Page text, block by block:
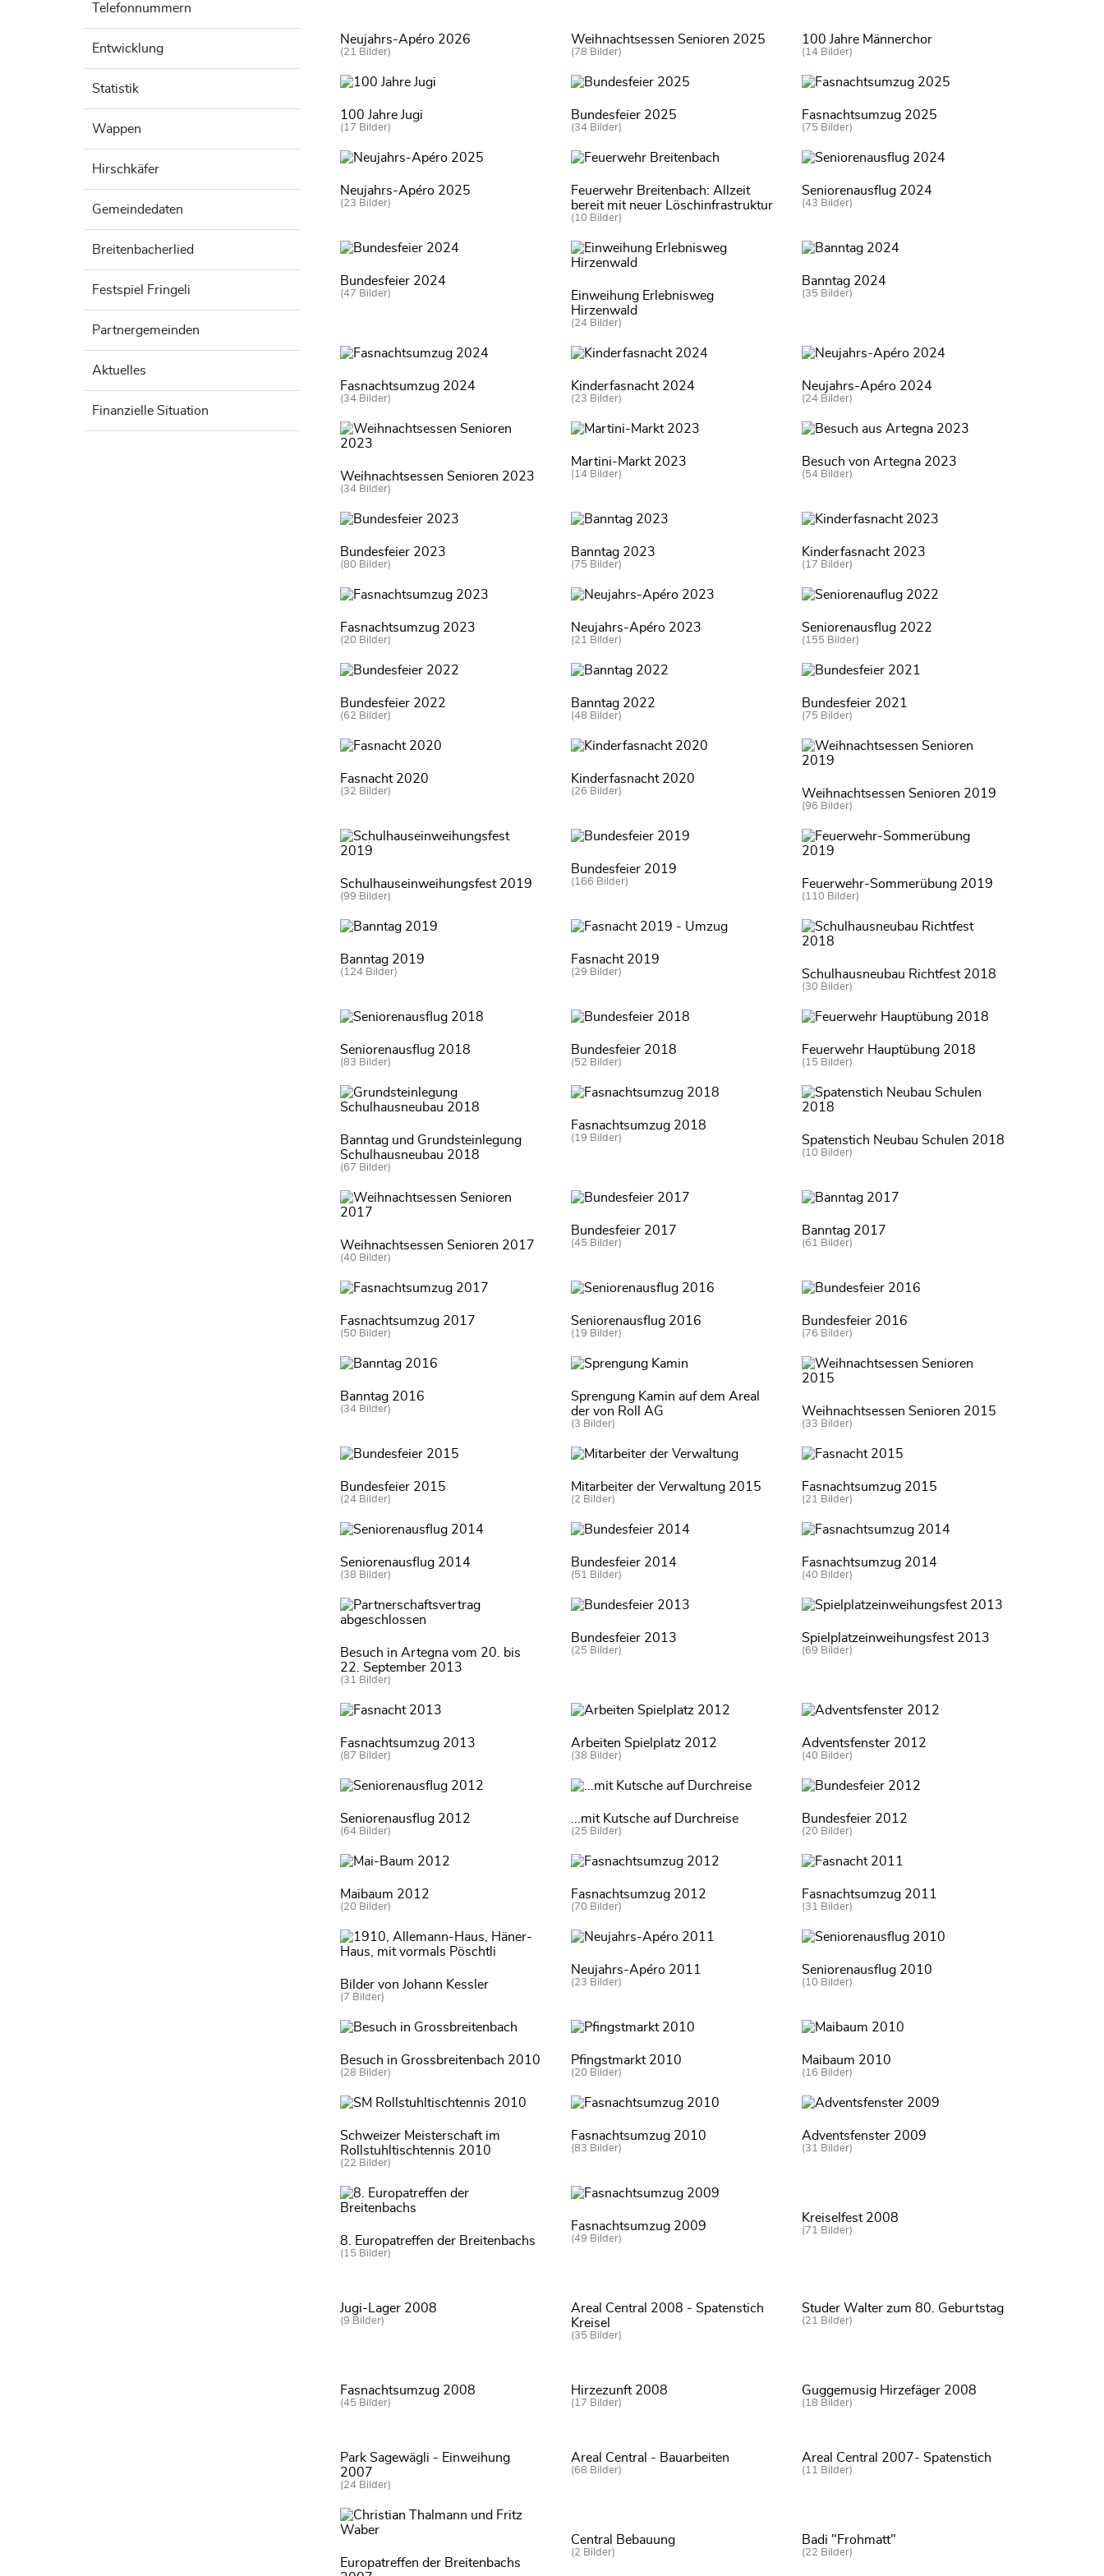
Telefonnummern
Entwicklung
Statistik
Wappen
Hirschkäfer
Gemeindedaten
Breitenbacherlied
Festspiel Fringeli
Partnergemeinden
Aktuelles
Finanzielle Situation
Neujahrs-Apéro 2026
(21 Bilder)
Weihnachtsessen Senioren 2025
(78 Bilder)
100 Jahre Männerchor
(14 Bilder)
100 Jahre Jugi
(17 Bilder)
Bundesfeier 2025
(34 Bilder)
Fasnachtsumzug 2025
(75 Bilder)
Neujahrs-Apéro 2025
(23 Bilder)
Feuerwehr Breitenbach: Allzeit
bereit mit neuer Löschinfrastruktur
(10 Bilder)
Seniorenausflug 2024
(43 Bilder)
Bundesfeier 2024
(47 Bilder)
Einweihung Erlebnisweg
Hirzenwald
(24 Bilder)
Banntag 2024
(35 Bilder)
Fasnachtsumzug 2024
(34 Bilder)
Kinderfasnacht 2024
(23 Bilder)
Neujahrs-Apéro 2024
(24 Bilder)
Weihnachtsessen Senioren 2023
(34 Bilder)
Martini-Markt 2023
(14 Bilder)
Besuch von Artegna 2023
(54 Bilder)
Bundesfeier 2023
(80 Bilder)
Banntag 2023
(75 Bilder)
Kinderfasnacht 2023
(17 Bilder)
Fasnachtsumzug 2023
(20 Bilder)
Neujahrs-Apéro 2023
(21 Bilder)
Seniorenausflug 2022
(155 Bilder)
Bundesfeier 2022
(62 Bilder)
Banntag 2022
(48 Bilder)
Bundesfeier 2021
(75 Bilder)
Fasnacht 2020
(32 Bilder)
Kinderfasnacht 2020
(26 Bilder) Weihnachtsessen Senioren 2019
(96 Bilder)
Schulhauseinweihungsfest 2019
(99 Bilder)
Bundesfeier 2019
(166 Bilder) Feuerwehr-Sommerübung 2019
(110 Bilder)
Banntag 2019
(124 Bilder)
Fasnacht 2019
(29 Bilder) Schulhausneubau Richtfest 2018
(30 Bilder)
Seniorenausflug 2018
(83 Bilder)
Bundesfeier 2018
(52 Bilder)
Feuerwehr Hauptübung 2018
(15 Bilder)
Banntag und Grundsteinlegung
Schulhausneubau 2018
(67 Bilder)
Fasnachtsumzug 2018
(19 Bilder) Spatenstich Neubau Schulen 2018
(10 Bilder)
Weihnachtsessen Senioren 2017
(40 Bilder)
Bundesfeier 2017
(45 Bilder)
Banntag 2017
(61 Bilder)
Fasnachtsumzug 2017
(50 Bilder)
Seniorenausflug 2016
(19 Bilder)
Bundesfeier 2016
(76 Bilder)
Banntag 2016
(34 Bilder)
Sprengung Kamin auf dem Areal
der von Roll AG
(3 Bilder)
Weihnachtsessen Senioren 2015
(33 Bilder)
Bundesfeier 2015
(24 Bilder)
Mitarbeiter der Verwaltung 2015
(2 Bilder)
Fasnachtsumzug 2015
(21 Bilder)
Seniorenausflug 2014
(38 Bilder)
Bundesfeier 2014
(51 Bilder)
Fasnachtsumzug 2014
(40 Bilder)
Besuch in Artegna vom 20. bis
22. September 2013
(31 Bilder)
Bundesfeier 2013
(25 Bilder)
Spielplatzeinweihungsfest 2013
(69 Bilder)
Fasnachtsumzug 2013
(87 Bilder)
Arbeiten Spielplatz 2012
(38 Bilder)
Adventsfenster 2012
(40 Bilder)
Seniorenausflug 2012
(64 Bilder)
...mit Kutsche auf Durchreise
(25 Bilder)
Bundesfeier 2012
(20 Bilder)
Maibaum 2012
(20 Bilder)
Fasnachtsumzug 2012
(70 Bilder)
Fasnachtsumzug 2011
(31 Bilder)
Bilder von Johann Kessler
(7 Bilder)
Neujahrs-Apéro 2011
(23 Bilder)
Seniorenausflug 2010
(10 Bilder)
Besuch in Grossbreitenbach 2010
(28 Bilder)
Pfingstmarkt 2010
(20 Bilder)
Maibaum 2010
(16 Bilder)
Schweizer Meisterschaft im
Rollstuhltischtennis 2010
(22 Bilder)
Fasnachtsumzug 2010
(83 Bilder)
Adventsfenster 2009
(31 Bilder)
8. Europatreffen der Breitenbachs
(15 Bilder)
Fasnachtsumzug 2009
(49 Bilder)
Kreiselfest 2008
(71 Bilder)
Jugi-Lager 2008
(9 Bilder)
Areal Central 2008 - Spatenstich
Kreisel
(35 Bilder)
Studer Walter zum 80. Geburtstag
(21 Bilder)
Fasnachtsumzug 2008
(45 Bilder)
Hirzezunft 2008
(17 Bilder)
Guggemusig Hirzefäger 2008
(18 Bilder)
Park Sagewägli - Einweihung
2007
(24 Bilder)
Areal Central - Bauarbeiten
(68 Bilder)
Areal Central 2007- Spatenstich
(11 Bilder)
Europatreffen der Breitenbachs
Central Bebauung
(2 Bilder)
Badi "Frohmatt"
(22 Bilder)